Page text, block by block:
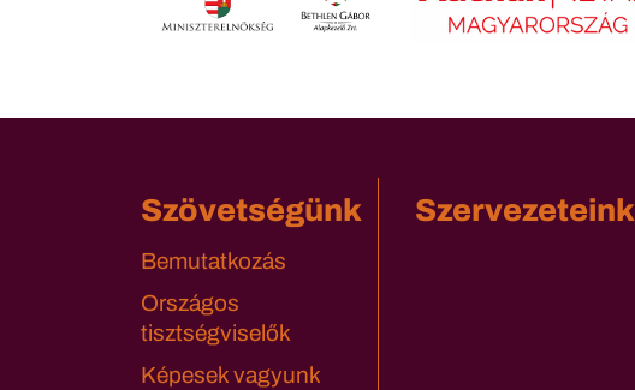
Szövetségünk
Bemutatkozás
Országos
tisztségviselők
Képesek vagyunk
Szervezeteink